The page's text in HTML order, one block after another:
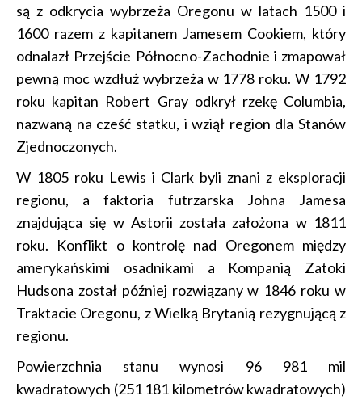
są z odkrycia wybrzeża Oregonu w latach 1500 i
1600 razem z kapitanem Jamesem Cookiem, który
odnalazł Przejście Północno-Zachodnie i zmapował
pewną moc wzdłuż wybrzeża w 1778 roku. W 1792
roku kapitan Robert Gray odkrył rzekę Columbia,
nazwaną na cześć statku, i wziął region dla Stanów
Zjednoczonych.
W 1805 roku Lewis i Clark byli znani z eksploracji
regionu, a faktoria futrzarska Johna Jamesa
znajdująca się w Astorii została założona w 1811
roku. Konflikt o kontrolę nad Oregonem między
amerykańskimi osadnikami a Kompanią Zatoki
Hudsona został później rozwiązany w 1846 roku w
Traktacie Oregonu, z Wielką Brytanią rezygnującą z
regionu.
Powierzchnia stanu wynosi 96 981 mil
kwadratowych (251 181 kilometrów kwadratowych)